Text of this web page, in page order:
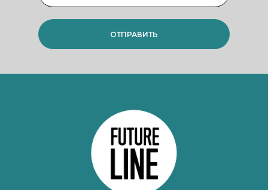
ОТПРАВИТЬ